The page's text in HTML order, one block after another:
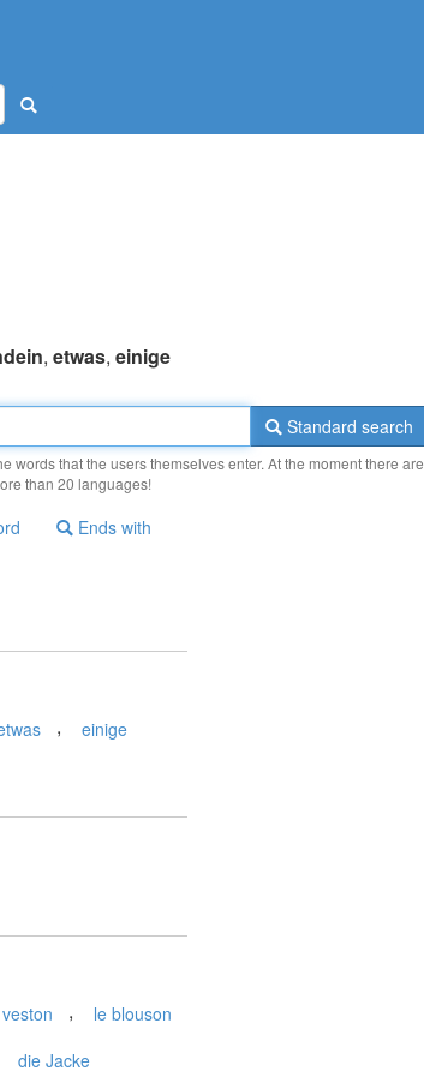
, etwas, einige
Standard search
words that the users themselves enter. At the moment there are
than 20 languages!
Ends with
, einige
, le blouson
die Jacke